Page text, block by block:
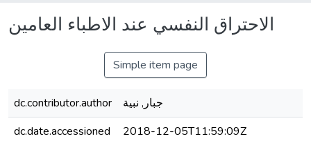
الاحتراق النفسي عند الاطباء العامين
Simple item page
dc.contributor.author
جبار, نبية
dc.date.accessioned
2018-12-05T11:59:09Z